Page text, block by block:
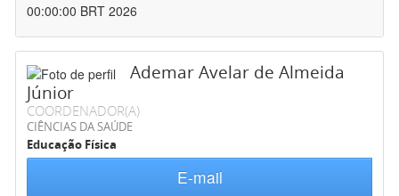
00:00:00 BRT 2026
Ademar Avelar de Almeida
Júnior
COORDENADOR(A)
CIÊNCIAS DA SAÚDE
Educação Física
E-mail